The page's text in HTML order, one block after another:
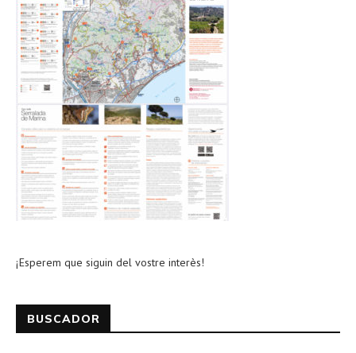
¡Esperem que siguin del vostre interès!
BUSCADOR